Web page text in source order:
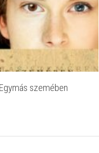
szemében